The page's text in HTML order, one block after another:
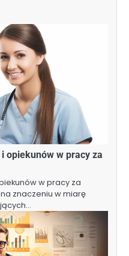
opiekunów w pracy za
w pracy za
znaczeniu w miarę